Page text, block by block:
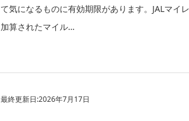
て気になるものに有効期限があります。JALマイ
加算されたマイル…
最終更新日:2026年7月17日